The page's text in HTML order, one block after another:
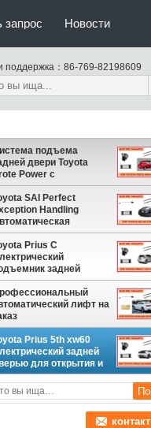
запрос Новости
поддержка： 86-769-82198609
подъема
двери Toyota
Power с
и
ступней
SAI Perfect
Handling
дверь
двери
Prius C
задней
багажника задняя
с
скорости
лифт на
Prius 5th xw60
задней
для открытия и
автоматически
контакт